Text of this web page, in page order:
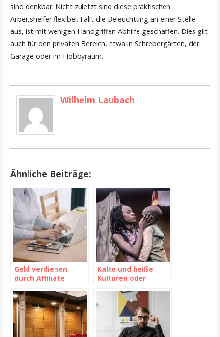
sind denkbar. Nicht zuletzt sind diese praktischen
Arbeitshelfer flexibel. Fällt die Beleuchtung an einer Stelle
aus, ist mit wenigen Handgriffen Abhilfe geschaffen. Dies gilt
auch für den privaten Bereich, etwa in Schrebergärten, der
Garage oder im Hobbyraum.
Wilhelm Laubach
Ähnliche Beiträge:
Geld verdienen
durch Affiliate
Suchhelden
Kalte und heiße
Kulturen oder